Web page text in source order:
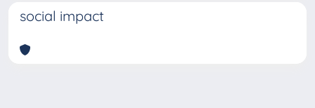
social impact